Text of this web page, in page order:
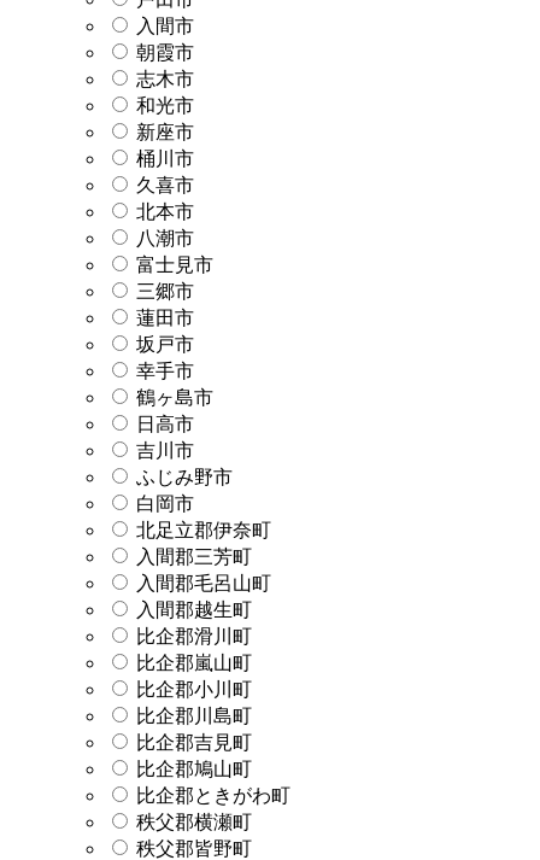
入間市
朝霞市
志木市
和光市
新座市
桶川市
久喜市
北本市
八潮市
富士見市
三郷市
蓮田市
坂戸市
幸手市
鶴ヶ島市
日高市
吉川市
ふじみ野市
白岡市
北足立郡伊奈町
入間郡三芳町
入間郡毛呂山町
入間郡越生町
比企郡滑川町
比企郡嵐山町
比企郡小川町
比企郡川島町
比企郡吉見町
比企郡鳩山町
比企郡ときがわ町
秩父郡横瀬町
秩父郡皆野町